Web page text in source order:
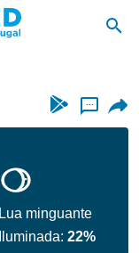
...
Lua minguante
Iluminada:22%